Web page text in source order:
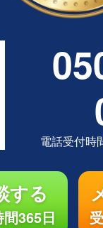
電話受付時
する
365日